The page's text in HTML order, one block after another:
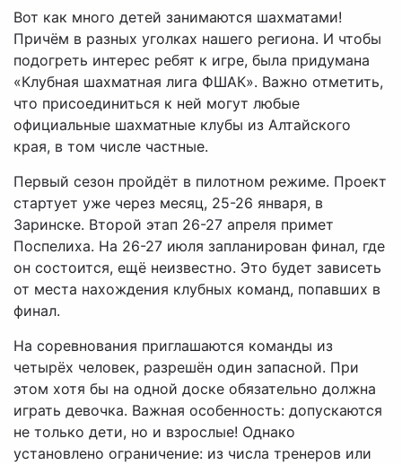
Вот как много детей занимаются шахматами!
Причём в разных уголках нашего региона. И чтобы
подогреть интерес ребят к игре, была придумана
«Клубная шахматная лига ФШАК». Важно отметить,
что присоединиться к ней могут любые
официальные шахматные клубы из Алтайского
края, в том числе частные.
Первый сезон пройдёт в пилотном режиме. Проект
стартует уже через месяц, 25-26 января, в
Заринске. Второй этап 26-27 апреля примет
Поспелиха. На 26-27 июля запланирован финал, где
он состоится, ещё неизвестно. Это будет зависеть
от места нахождения клубных команд, попавших в
финал.
На соревнования приглашаются команды из
четырёх человек, разрешён один запасной. При
этом хотя бы на одной доске обязательно должна
играть девочка. Важная особенность: допускаются
не только дети, но и взрослые! Однако
установлено ограничение: из числа тренеров или